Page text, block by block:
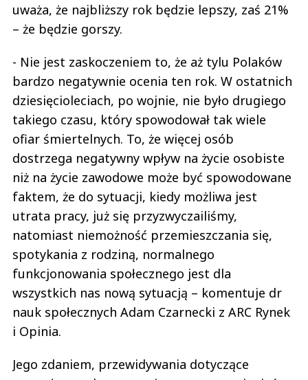
uważa, że najbliższy rok będzie lepszy, zaś 21%
– że będzie gorszy.
- Nie jest zaskoczeniem to, że aż tylu Polaków
bardzo negatywnie ocenia ten rok. W ostatnich
dziesięcioleciach, po wojnie, nie było drugiego
takiego czasu, który spowodował tak wiele
ofiar śmiertelnych. To, że więcej osób
dostrzega negatywny wpływ na życie osobiste
niż na życie zawodowe może być spowodowane
faktem, że do sytuacji, kiedy możliwa jest
utrata pracy, już się przyzwyczailiśmy,
natomiast niemożność przemieszczania się,
spotykania z rodziną, normalnego
funkcjonowania społecznego jest dla
wszystkich nas nową sytuacją – komentuje dr
nauk społecznych Adam Czarnecki z ARC Rynek
i Opinia.
Jego zdaniem, przewidywania dotyczące